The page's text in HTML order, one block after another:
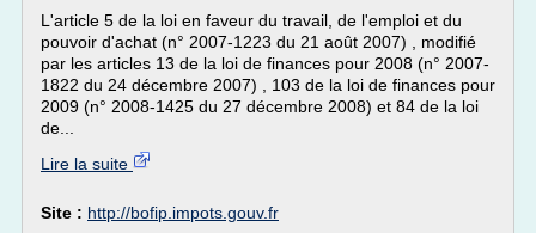
L'article 5 de la loi en faveur du travail, de l'emploi et du
pouvoir d'achat (n° 2007-1223 du 21 août 2007) , modifié
par les articles 13 de la loi de finances pour 2008 (n° 2007-
1822 du 24 décembre 2007) , 103 de la loi de finances pour
2009 (n° 2008-1425 du 27 décembre 2008) et 84 de la loi
de...
Lire la suite
Site : http://bofip.impots.gouv.fr